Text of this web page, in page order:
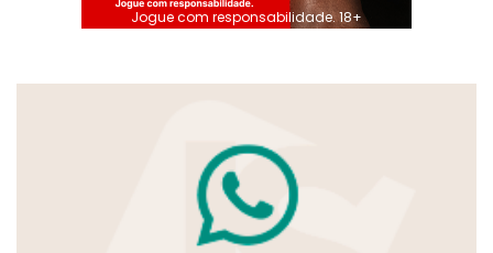
Jogue com responsabilidade. 18+